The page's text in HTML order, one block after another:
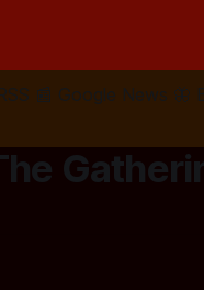
📰 Google News 🦋